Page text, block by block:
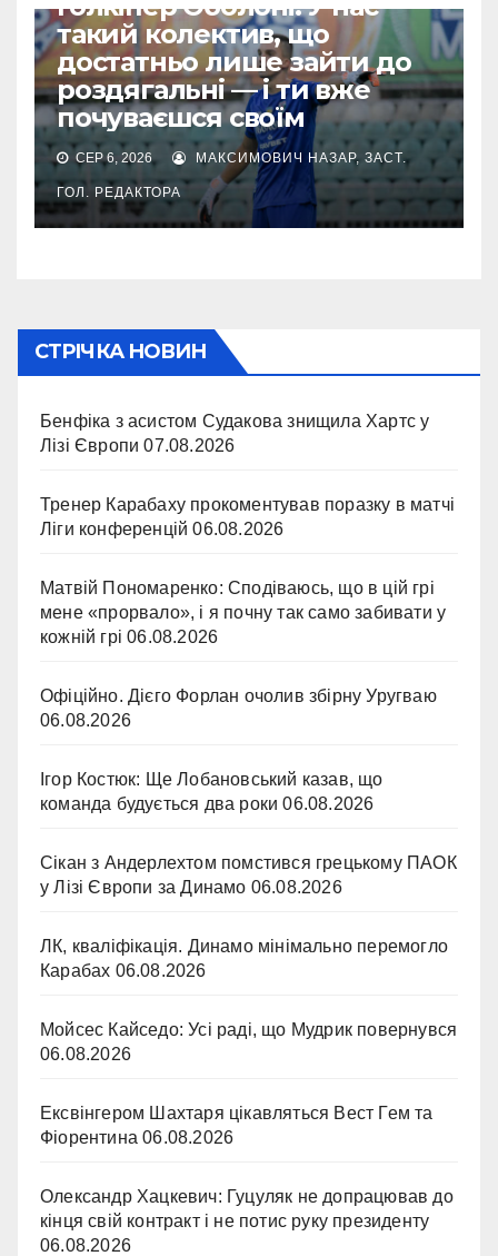
такий колектив, що
достатньо лише зайти до
роздягальні — і ти вже
почуваєшся своїм
СЕР 6, 2026 МАКСИМОВИЧ НАЗАР, ЗАСТ.
ГОЛ. РЕДАКТОРА
СТРІЧКА НОВИН
Бенфіка з асистом Судакова знищила Хартс у
Лізі Європи 07.08.2026
Тренер Карабаху прокоментував поразку в матчі
Ліги конференцій 06.08.2026
Матвій Пономаренко: Сподіваюсь, що в цій грі
мене «прорвало», і я почну так само забивати у
кожній грі 06.08.2026
Офіційно. Дієго Форлан очолив збірну Уругваю
06.08.2026
Ігор Костюк: Ще Лобановський казав, що
команда будується два роки 06.08.2026
Сікан з Андерлехтом помстився грецькому ПАОК
у Лізі Європи за Динамо 06.08.2026
ЛК, кваліфікація. Динамо мінімально перемогло
Карабах 06.08.2026
Мойсес Кайседо: Усі раді, що Мудрик повернувся
06.08.2026
Ексвінгером Шахтаря цікавляться Вест Гем та
Фіорентина 06.08.2026
Олександр Хацкевич: Гуцуляк не допрацював до
кінця свій контракт і не потис руку президенту
06.08.2026